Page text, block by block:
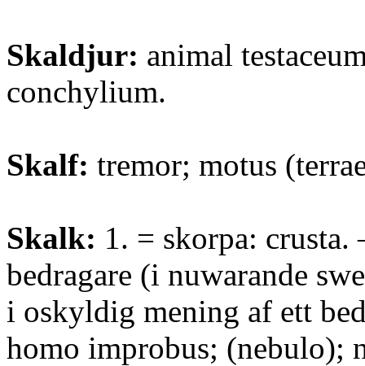
Skaldjur: animal
conchylium.
Skalf: tremor; motus
Skalk: 1. = skorpa:
bedragare (i nuwarande
i oskyldig mening af ett
homo improbus; (nebulo);